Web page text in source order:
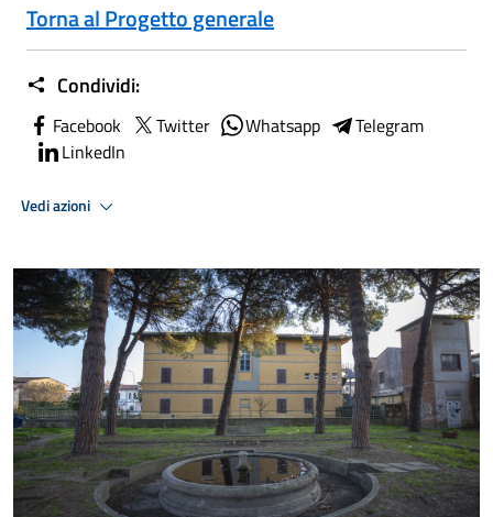
Torna al Progetto generale
Condividi:
Facebook Twitter Whatsapp
Telegram
LinkedIn
Vedi azioni